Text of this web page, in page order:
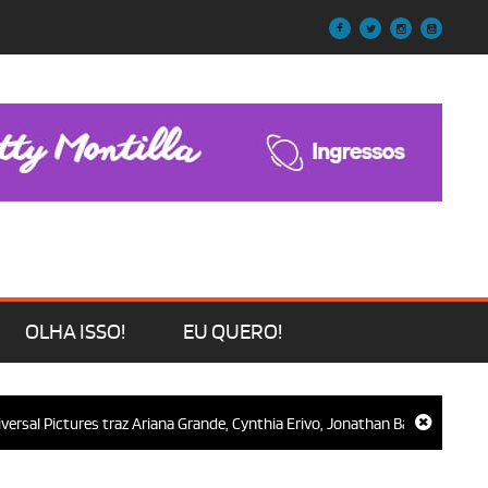
OLHA ISSO! EU QUERO!
Pictures traz Ariana Grande, Cynthia Erivo, Jonathan Bailey e Jon M.